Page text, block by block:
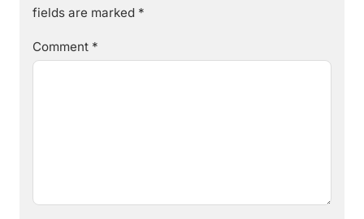
fields are marked *
Comment *